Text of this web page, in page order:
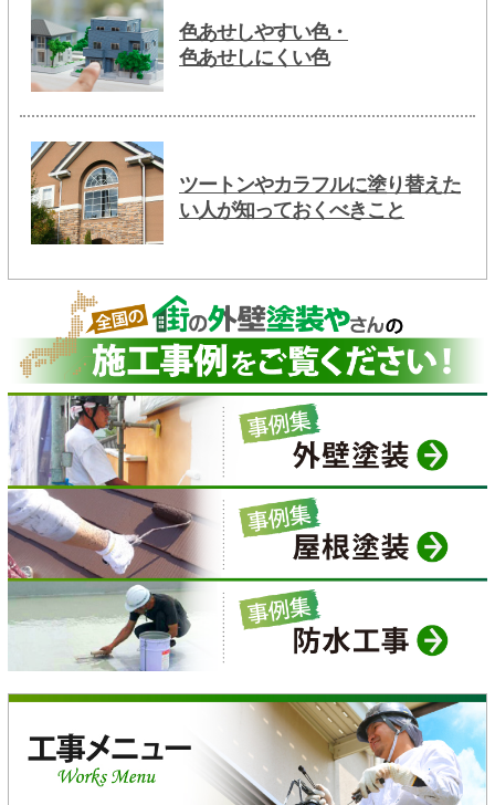
色あせしやすい色・
色あせしにくい色
ツートンやカラフルに塗り替えた
い人が知っておくべきこと